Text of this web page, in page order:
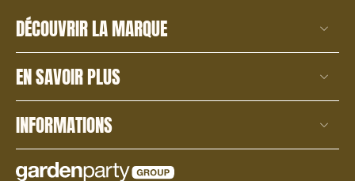
DÉCOUVRIR LA MARQUE
EN SAVOIR PLUS
INFORMATIONS